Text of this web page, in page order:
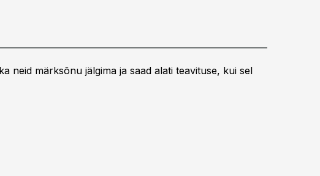
neid märksõnu jälgima ja saad alati teavituse, kui sel